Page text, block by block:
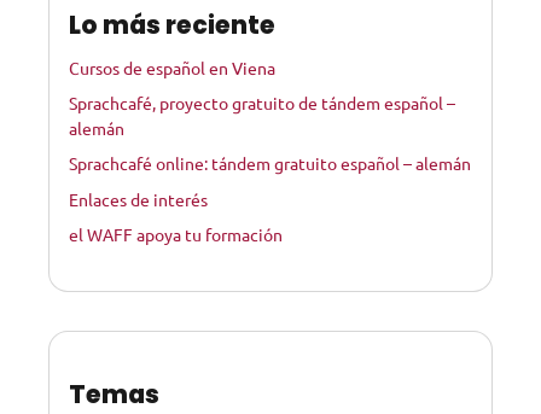
Lo más reciente
Cursos de español en Viena
Sprachcafé, proyecto gratuito de tándem español –
alemán
Sprachcafé online: tándem gratuito español – alemán
Enlaces de interés
el WAFF apoya tu formación
Temas